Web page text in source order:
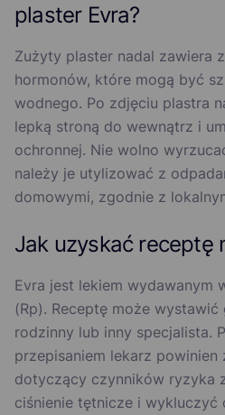
plaster Evra?
Zużyty plaster nadal zawiera
hormonów, które mogą być
wodnego. Po zdjęciu plastra
lepką stroną do wewnątrz i
ochronnej. Nie wolno
należy je utylizować z
domowymi, zgodnie z
Jak uzyskać receptę
Evra jest lekiem wydawanym
(Rp). Receptę może
rodzinny lub inny specjalista.
przepisaniem lekarz powinien
dotyczący czynników ryzyka
ciśnienie tętnicze i wykluczyć